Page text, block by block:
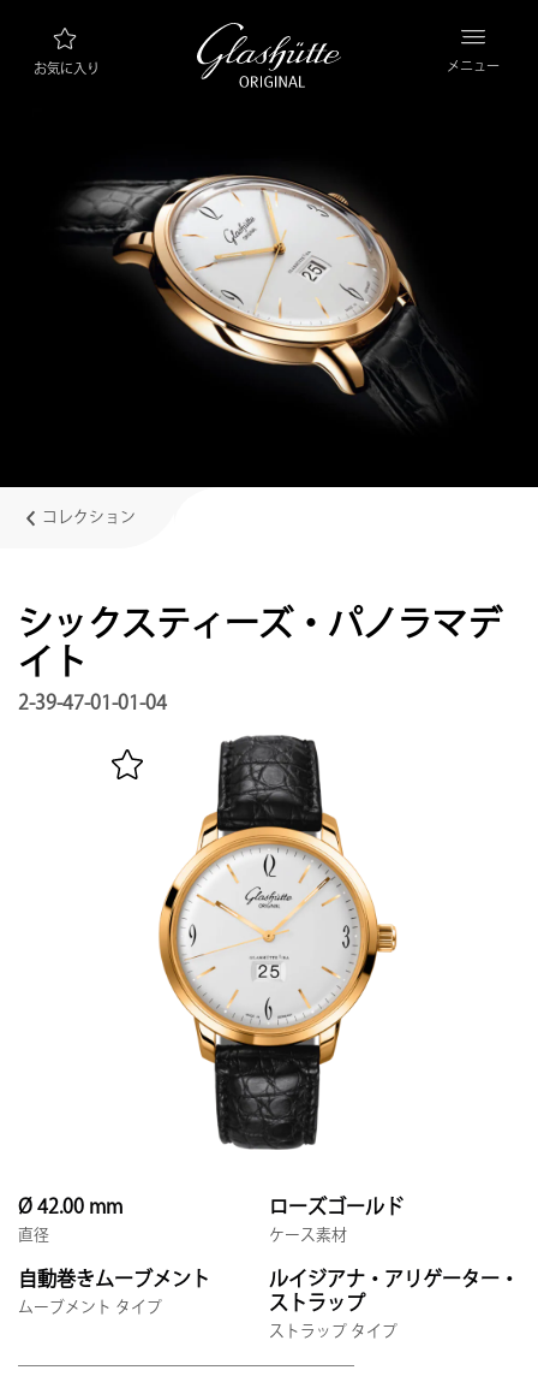
お気に入り メニュー
コレクション
コレクションを見る
ブランド “グラスヒュッテ・オリジナル”につ
マニュファクチュールについて詳しくはこちら
ブティックとショップ
連絡先
お問い合わせはこちら
グラスヒュッテ・オリジナルを登録する
English Deutsch
メニュー閉じる
コレクション
シックスティーズ・パノラマデ
イト
2-39-47-01-01-04
Ø 42.00 mm
直径
ローズゴールド
ケース素材
自動巻きムーブメント
ムーブメント タイプ
ルイジアナ・アリゲーター・
ストラップ
ストラップ タイプ